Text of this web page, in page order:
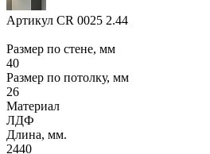
Артикул CR 0025 2.44
Размер по стене, мм
40
Размер по потолку, мм
26
Материал
ЛДФ
Длина, мм.
2440